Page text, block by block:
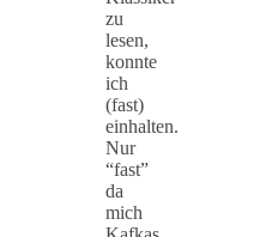
zu
lesen,
konnte
ich
(fast)
einhalten.
Nur
“fast”
da
mich